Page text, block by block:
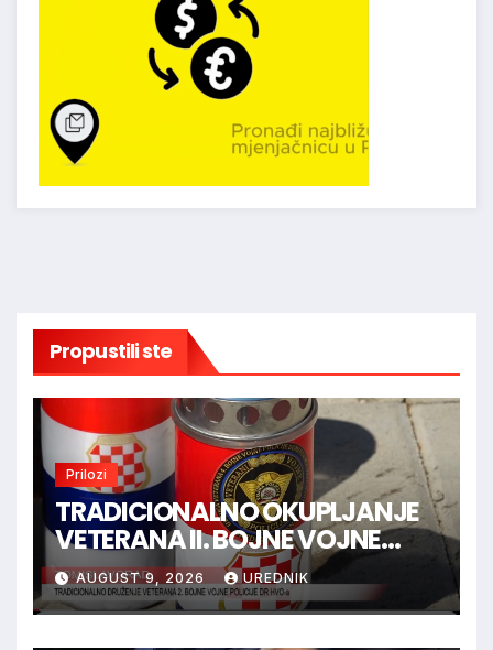
Propustili ste
Prilozi
TRADICIONALNO OKUPLJANJE
VETERANA II. BOJNE VOJNE
POLICIJE HVO-a -
TOMISLAVGRAD
AUGUST 9, 2026 UREDNIK